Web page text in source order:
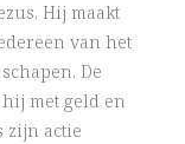
Hij maakt
van het
De
met geld en
zijn actie